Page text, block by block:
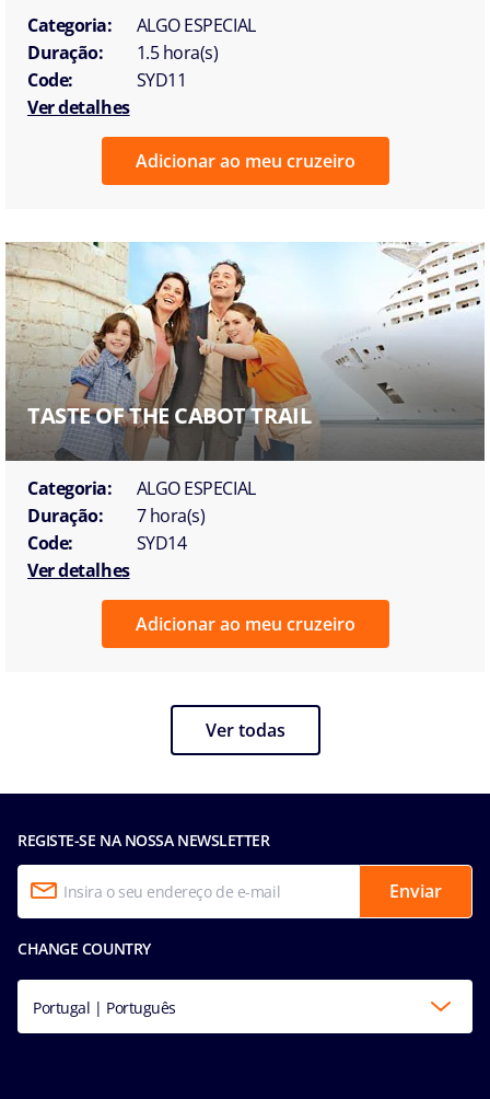
Categoria:
ALGO ESPECIAL
Duração:
1.5 hora(s)
Code:
SYD11
Ver detalhes
Adicionar ao meu cruzeiro
TASTE OF THE CABOT TRAIL
Categoria:
ALGO ESPECIAL
Duração:
7 hora(s)
Code:
SYD14
Ver detalhes
Adicionar ao meu cruzeiro
Ver todas
REGISTE-SE NA NOSSA NEWSLETTER
Enviar
CHANGE COUNTRY
Portugal | Português